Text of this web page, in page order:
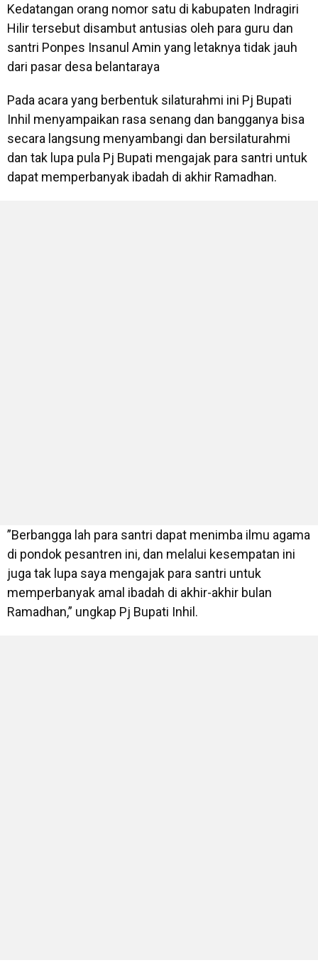
Kedatangan orang nomor satu di kabupaten Indragiri
Hilir tersebut disambut antusias oleh para guru dan
santri Ponpes Insanul Amin yang letaknya tidak jauh
dari pasar desa belantaraya
Pada acara yang berbentuk silaturahmi ini Pj Bupati
Inhil menyampaikan rasa senang dan bangganya bisa
secara langsung menyambangi dan bersilaturahmi
dan tak lupa pula Pj Bupati mengajak para santri untuk
dapat memperbanyak ibadah di akhir Ramadhan.
”Berbangga lah para santri dapat menimba ilmu agama
di pondok pesantren ini, dan melalui kesempatan ini
juga tak lupa saya mengajak para santri untuk
memperbanyak amal ibadah di akhir-akhir bulan
Ramadhan,” ungkap Pj Bupati Inhil.